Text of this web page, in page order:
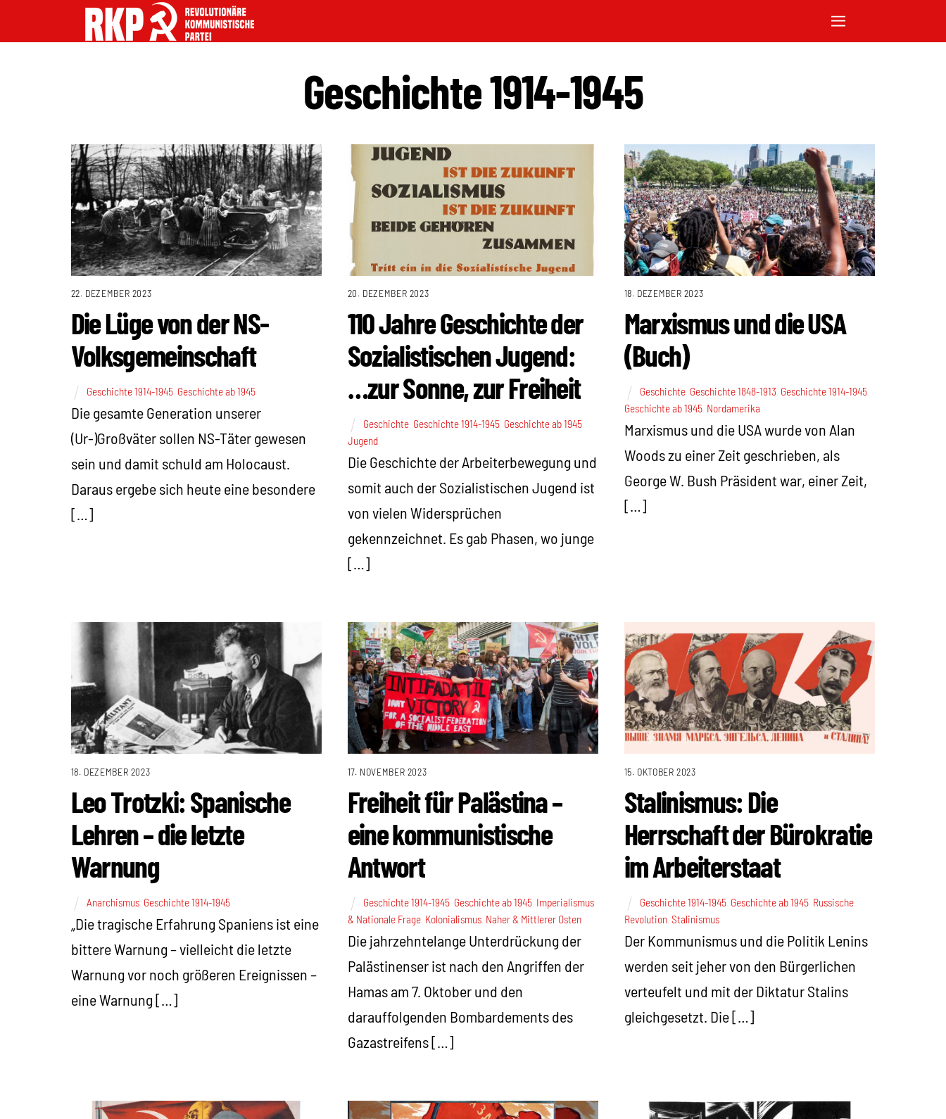
Geschichte 1914-1945
22. DEZEMBER 2023
Die Lüge von der NS-
Volksgemeinschaft
Geschichte 1914-1945, Geschichte ab 1945
Die gesamte Generation unserer
(Ur-)Großväter sollen NS-Täter gewesen
sein und damit schuld am Holocaust.
Daraus ergebe sich heute eine besondere
[…]
20. DEZEMBER 2023
110 Jahre Geschichte der
Sozialistischen Jugend:
…zur Sonne, zur Freiheit
Geschichte, Geschichte 1914-1945, Geschichte ab 1945,
Jugend
Die Geschichte der Arbeiterbewegung und
somit auch der Sozialistischen Jugend ist
von vielen Widersprüchen
gekennzeichnet. Es gab Phasen, wo junge
[…]
18. DEZEMBER 2023
Marxismus und die USA
(Buch)
Geschichte, Geschichte 1848-1913 Geschichte 1914-1945,
Geschichte ab 1945, Nordamerika
Marxismus und die USA wurde von Alan
Woods zu einer Zeit geschrieben, als
George W. Bush Präsident war, einer Zeit,
[…]
18. DEZEMBER 2023
Leo Trotzki: Spanische
Lehren – die letzte
Warnung
Anarchismus, Geschichte 1914-1945
„Die tragische Erfahrung Spaniens ist eine
bittere Warnung – vielleicht die letzte
Warnung vor noch größeren Ereignissen –
eine Warnung […]
17. NOVEMBER 2023
Freiheit für Palästina –
eine kommunistische
Antwort
Geschichte 1914-1945, Geschichte ab 1945, Imperialismus
& Nationale Frage, Kolonialismus, Naher & Mittlerer Osten
Die jahrzehntelange Unterdrückung der
Palästinenser ist nach den Angriffen der
Hamas am 7. Oktober und den
darauffolgenden Bombardements des
Gazastreifens […]
15. OKTOBER 2023
Stalinismus: Die
Herrschaft der Bürokratie
im Arbeiterstaat
Geschichte 1914-1945, Geschichte ab 1945, Russische
Revolution, Stalinismus
Der Kommunismus und die Politik Lenins
werden seit jeher von den Bürgerlichen
verteufelt und mit der Diktatur Stalins
gleichgesetzt. Die […]